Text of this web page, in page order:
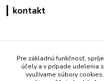
kontakt
+421 908
(Po - Pia 7:30-
Pre základnú funkčnosť,
účely a v prípade udelenia
využívame súbory